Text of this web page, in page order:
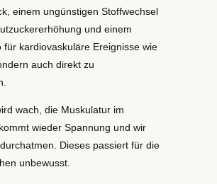
einem ungünstigen Stoffwechsel
und einem
für kardiovaskuläre Ereignisse wie
auch direkt zu
wach, die Muskulatur im
wieder Spannung und wir
Dieses passiert für die
unbewusst.